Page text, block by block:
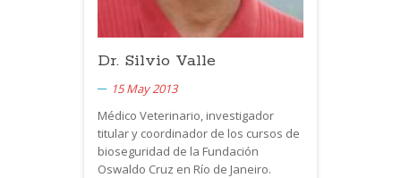
Dr. Silvio Valle
15 May 2013
Médico Veterinario, investigador
titular y coordinador de los cursos de
bioseguridad de la Fundación
Oswaldo Cruz en Río de Janeiro.